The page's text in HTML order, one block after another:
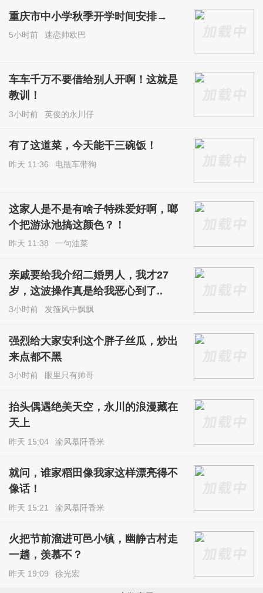
重庆市中小学秋季开学时间安排→
5小时前 迷恋帅欧巴
车车千万不要借给别人开啊！这就是
教训！
3小时前 英俊的永川仔
有了这道菜，今天能干三碗饭！
昨天 11:36 电瓶车带狗
这家人是不是有啥子特殊爱好啊，啷
个把游泳池搞这颜色？！
昨天 11:38 一句油菜
亲戚要给我介绍二婚男人，我才27
岁，这波操作真是给我恶心到了..
3小时前 发箍风中飘飘
强烈给大家安利这个胖子丝瓜，炒出
来点都不黑
3小时前 眼里只有帅哥
抬头偶遇绝美天空，永川的浪漫藏在
天上
昨天 15:04 渝风慕阡香米
就问，谁家稻田像我家这样漂亮得不
像话！
昨天 15:21 渝风慕阡香米
火把节前溜进可邑小镇，幽静古村走
一趟，羡慕不？
昨天 19:09 徐光宏